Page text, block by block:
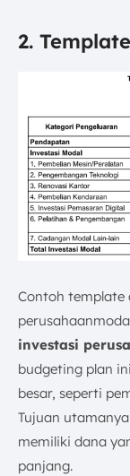
2.
Contoh template
investasi
budgeting plan
besar, seperti
Tujuan
memiliki dana
panjang.